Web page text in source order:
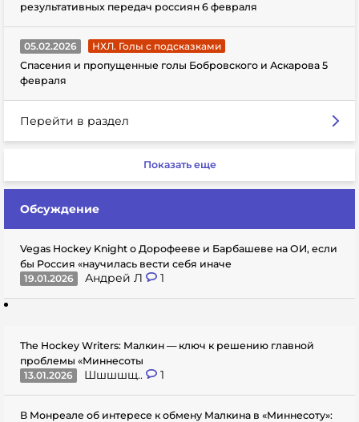
результативных передач россиян 6 февраля
05.02.2026
НХЛ. Голы с подсказками
Спасения и пропущенные голы Бобровского и Аскарова 5
февраля
Перейти в раздел
Показать еще
Обсуждение
Vegas Hockey Knight о Дорофееве и Барбашеве на ОИ, если
бы Россия «научилась вести себя иначе
19.01.2026
Андрей Л 1
The Hockey Writers: Малкин — ключ к решению главной
проблемы «Миннесоты
13.01.2026
Шшшшщ.. 1
В Монреале об интересе к обмену Малкина в «Миннесоту»: